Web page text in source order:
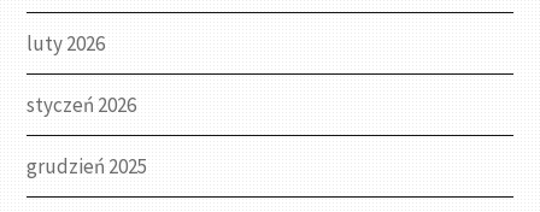
luty 2026
styczeń 2026
grudzień 2025